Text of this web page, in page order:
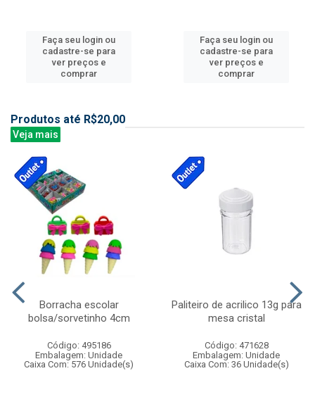
Faça seu login ou
cadastre-se para
ver preços e
comprar
Faça seu login ou
cadastre-se para
ver preços e
comprar
Produtos até R$20,00
Veja mais
Borracha escolar
bolsa/sorvetinho 4cm
Código: 495186
Embalagem: Unidade
Caixa Com: 576 Unidade(s)
Paliteiro de acrilico 13g para
mesa cristal
Código: 471628
Embalagem: Unidade
Caixa Com: 36 Unidade(s)